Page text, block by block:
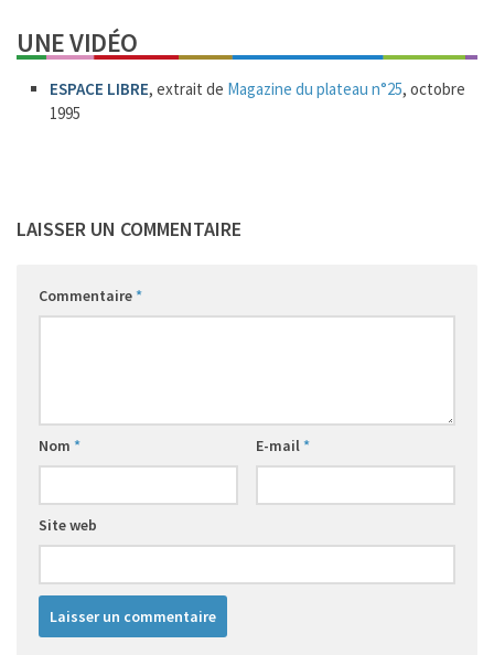
UNE VIDÉO
ESPACE LIBRE, extrait de Magazine du plateau n°25, octobre
1995
LAISSER UN COMMENTAIRE
Commentaire*
Nom * E-mail*
Site web